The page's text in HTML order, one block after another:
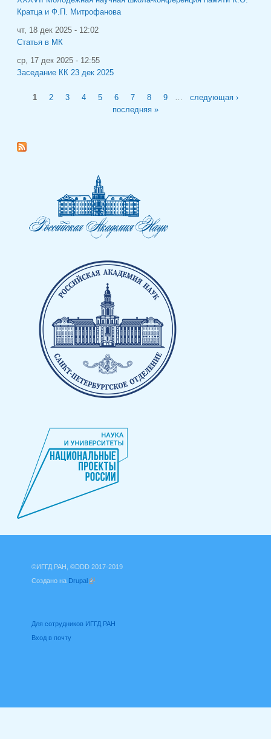
Кратца и Ф.П. Митрофанова
чт, 18 дек 2025 - 12:02
Статья в МК
ср, 17 дек 2025 - 12:55
Заседание КК 23 дек 2025
Страницы
1 2 3 4 5 6 7 8 9 …
следующая ›
последняя »
©ИГГД РАН, ©DDD 2017-2019
Создано на Drupal
Для сотрудников ИГГД РАН
Вход в почту